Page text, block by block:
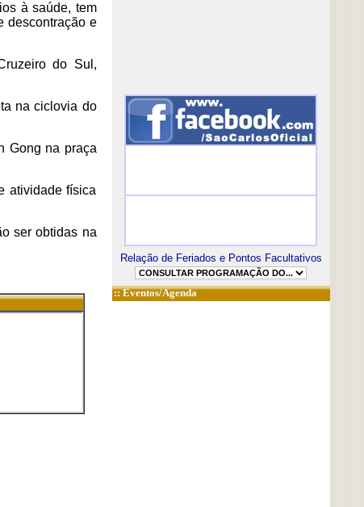
à saúde, tem
descontração e
do Sul,
na ciclovia do
Gong na praça
atividade física
ser obtidas na
Relação de Feriados e Pontos Facultativos
::Eventos/Agenda